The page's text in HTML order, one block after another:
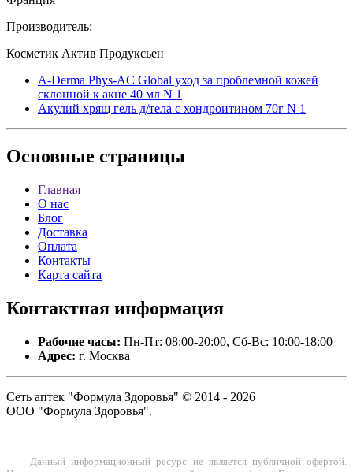
Производитель:
Косметик Актив Продуксьен
A-Derma Phys-AC Global уход за проблемной кожей
склонной к акне 40 мл N 1
Акулий хрящ гель д/тела с хондроитином 70г N 1
Основные страницы
Главная
О нас
Блог
Доставка
Оплата
Контакты
Карта сайта
Контактная информация
Рабочие часы: Пн-Пт: 08:00-20:00, Сб-Вс: 10:00-18:00
Адрес: г. Москва
Сеть аптек "Формула Здоровья" © 2014 - 2026
ООО "Формула Здоровья".
Данный информационный ресурс не является публичной офертой.